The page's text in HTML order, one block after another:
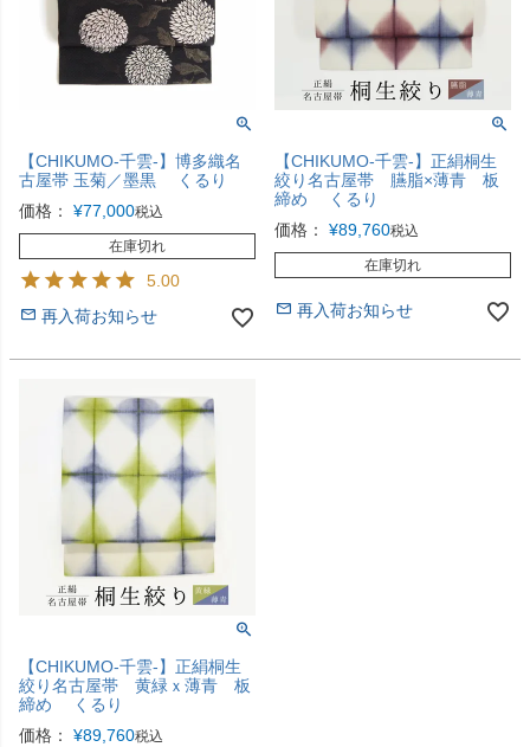
【CHIKUMO-千雲-】博多織名
古屋帯 玉菊／墨黒 くるり
価格：
¥77,000税込
在庫切れ
5.00
再入荷お知らせ
【CHIKUMO-千雲-】正絹桐生
絞り名古屋帯 臙脂×薄青 板
締め くるり
価格：
¥89,760税込
在庫切れ
再入荷お知らせ
【CHIKUMO-千雲-】正絹桐生
絞り名古屋帯 黄緑ｘ薄青 板
締め くるり
価格：
¥89,760税込